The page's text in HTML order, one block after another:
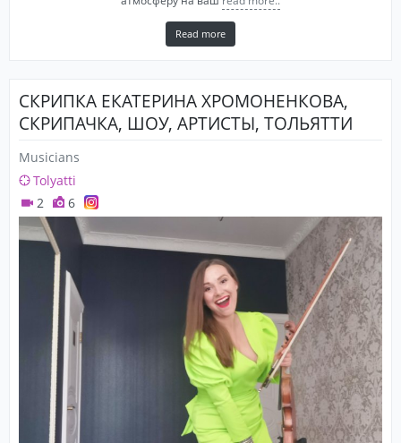
Read more
СКРИПКА ЕКАТЕРИНА ХРОМОНЕНКОВА,
СКРИПАЧКА, ШОУ, АРТИСТЫ, ТОЛЬЯТТИ
Musicians
Tolyatti
2
6